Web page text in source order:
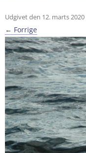
Udgivet den 12. marts 2020
← Forrige